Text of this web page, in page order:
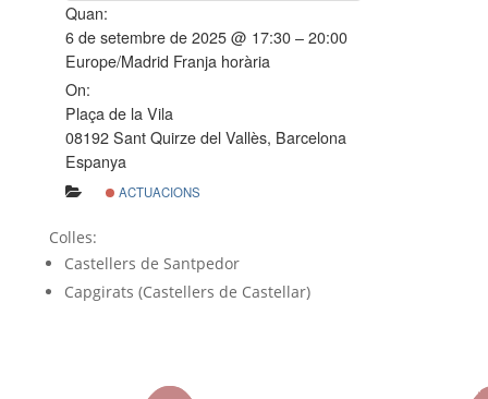
Quan:
6 de setembre de 2025 @ 17:30 – 20:00
Europe/Madrid Franja horària
On:
Plaça de la Vila
08192 Sant Quirze del Vallès, Barcelona
Espanya
ACTUACIONS
Colles:
Castellers de Santpedor
Capgirats (Castellers de Castellar)